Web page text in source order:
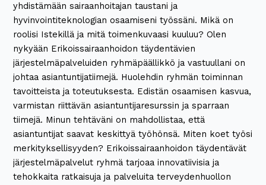
yhdistämään sairaanhoitajan taustani ja
hyvinvointiteknologian osaamiseni työssäni. Mikä on
roolisi Istekillä ja mitä toimenkuvaasi kuuluu? Olen
nykyään Erikoissairaanhoidon täydentävien
järjestelmäpalveluiden ryhmäpäällikkö ja vastuullani on
johtaa asiantuntijatiimejä. Huolehdin ryhmän toiminnan
tavoitteista ja toteutuksesta. Edistän osaamisen kasvua,
varmistan riittävän asiantuntijaresurssin ja sparraan
tiimejä. Minun tehtäväni on mahdollistaa, että
asiantuntijat saavat keskittyä työhönsä. Miten koet työsi
merkityksellisyyden? Erikoissairaanhoidon täydentävät
järjestelmäpalvelut ryhmä tarjoaa innovatiivisia ja
tehokkaita ratkaisuja ja palveluita terveydenhuollon